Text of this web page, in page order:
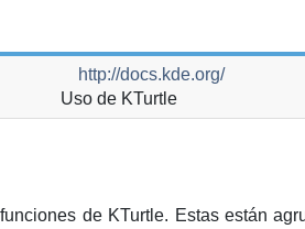
http://docs.kde.org/
Uso de KTurtle
de KTurtle. Estas están